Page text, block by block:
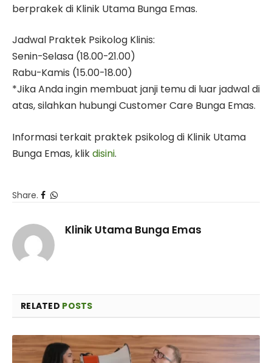
berprakek di Klinik Utama Bunga Emas.
Jadwal Praktek Psikolog Klinis:
Senin-Selasa (18.00-21.00)
Rabu-Kamis (15.00-18.00)
*Jika Anda ingin membuat janji temu di luar jadwal di
atas, silahkan hubungi Customer Care Bunga Emas.
Informasi terkait praktek psikolog di Klinik Utama
Bunga Emas, klikdisini.
Share.
Facebook
Telegram
WhatsApp
Klinik Utama Bunga Emas
RELATED POSTS